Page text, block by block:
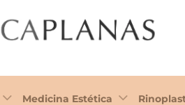
Medicina Estética